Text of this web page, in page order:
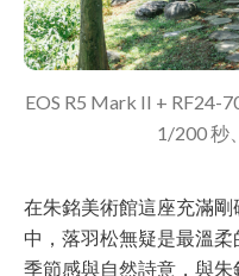
EOS R5 Mark II + RF24-
1/200 秒
在朱銘美術館這座充滿
中，落羽松無疑是最溫
季節感與自然詩意，與